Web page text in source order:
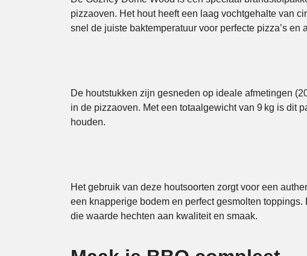
pizzaoven. Het hout heeft een laag vochtgehalte van
snel de juiste baktemperatuur voor perfecte pizza’s en
De houtstukken zijn gesneden op ideale afmetingen
in de pizzaoven. Met een totaalgewicht van 9 kg is dit
houden.
Het gebruik van deze houtsoorten zorgt voor een
een knapperige bodem en perfect gesmolten
die waarde hechten aan kwaliteit en smaak.